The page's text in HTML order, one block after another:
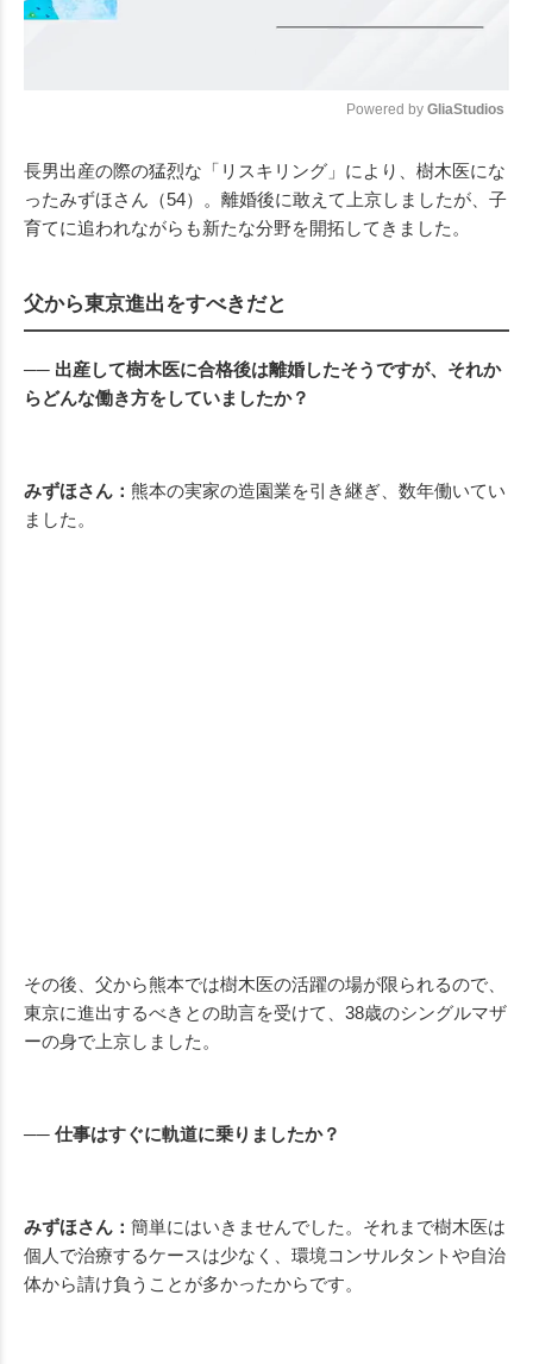
Powered by GliaStudios
長男出産の際の猛烈な「リスキリング」により、樹木医にな
ったみずほさん（54）。離婚後に敢えて上京しましたが、子
育てに追われながらも新たな分野を開拓してきました。
父から東京進出をすべきだと
── 出産して樹木医に合格後は離婚したそうですが、それか
らどんな働き方をしていましたか？
みずほさん： 熊本の実家の造園業を引き継ぎ、数年働いてい
ました。
その後、父から熊本では樹木医の活躍の場が限られるので、
東京に進出するべきとの助言を受けて、38歳のシングルマザ
ーの身で上京しました。
── 仕事はすぐに軌道に乗りましたか？
みずほさん： 簡単にはいきませんでした。それまで樹木医は
個人で治療するケースは少なく、環境コンサルタントや自治
体から請け負うことが多かったからです。